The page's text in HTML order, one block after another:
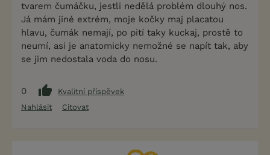
tvarem čumáčku, jestli nedělá problém dlouhý nos.
Já mám jiné extrém, moje kočky maj placatou
hlavu, čumák nemají, po pití taky kuckaj, prostě to
neumí, asi je anatomicky nemožné se napít tak, aby
se jim nedostala voda do nosu.
0
Kvalitní příspěvek
Nahlásit
Citovat